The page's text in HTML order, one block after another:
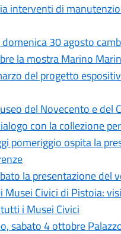
interventi di
30 agosto
la mostra Marino
del progetto
del Novecento e del
con la collezione
pomeriggio ospita la
la presentazione del
Civici di Pistoia:
i Musei Civici
sabato 4 ottobre